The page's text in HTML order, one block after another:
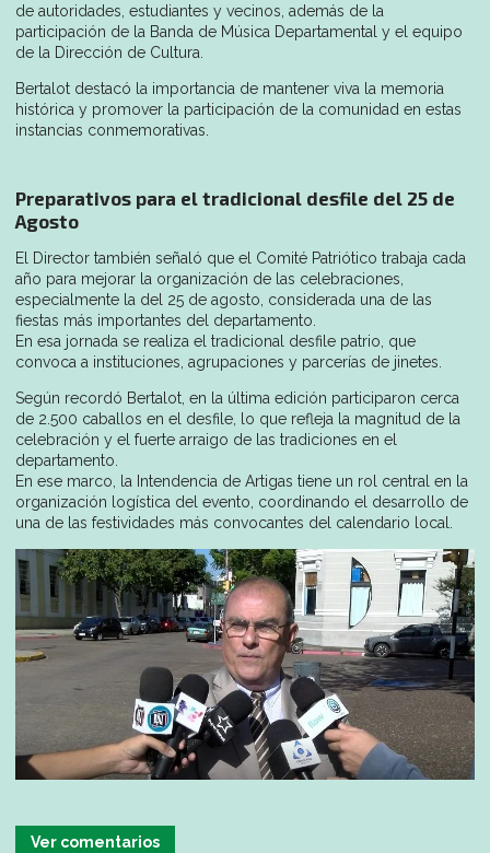
de autoridades, estudiantes y vecinos, además de la
participación de la Banda de Música Departamental y el equipo
de la Dirección de Cultura.
Bertalot destacó la importancia de mantener viva la memoria
histórica y promover la participación de la comunidad en estas
instancias conmemorativas.
Preparativos para el tradicional desfile del 25 de
Agosto
El Director también señaló que el Comité Patriótico trabaja cada
año para mejorar la organización de las celebraciones,
especialmente la del 25 de agosto, considerada una de las
fiestas más importantes del departamento.
En esa jornada se realiza el tradicional desfile patrio, que
convoca a instituciones, agrupaciones y parcerías de jinetes.
Según recordó Bertalot, en la última edición participaron cerca
de 2.500 caballos en el desfile, lo que refleja la magnitud de la
celebración y el fuerte arraigo de las tradiciones en el
departamento.
En ese marco, la Intendencia de Artigas tiene un rol central en la
organización logística del evento, coordinando el desarrollo de
una de las festividades más convocantes del calendario local.
Ver comentarios